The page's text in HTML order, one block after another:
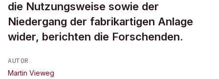
die Nutzungsweise sowie der
Niedergang der fabrikartigen Anlage
wider, berichten die Forschenden.
AUTOR
Martin Vieweg